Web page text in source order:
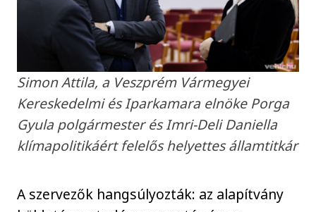
Simon Attila, a Veszprém Vármegyei
Kereskedelmi és Iparkamara elnöke Porga
Gyula polgármester és Imri-Deli Daniella
klímapolitikáért felelős helyettes államtitkár
A szervezők hangsúlyozták: az alapítvány